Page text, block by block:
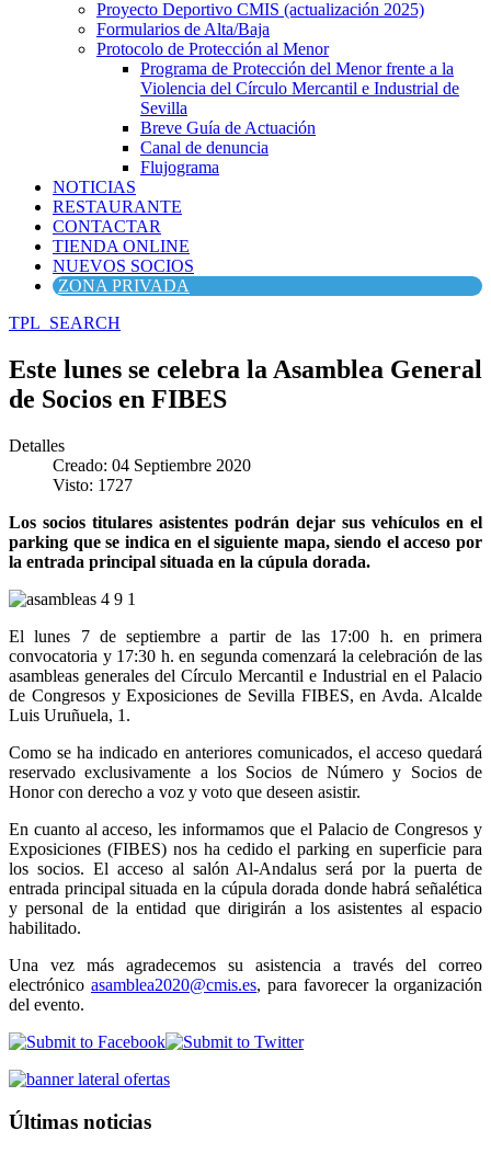
Proyecto Deportivo CMIS (actualización 2025)
Formularios de Alta/Baja
Protocolo de Protección al Menor
Programa de Protección del Menor frente a la
Violencia del Círculo Mercantil e Industrial de
Sevilla
Breve Guía de Actuación
Canal de denuncia
Flujograma
NOTICIAS
RESTAURANTE
CONTACTAR
TIENDA ONLINE
NUEVOS SOCIOS
ZONA PRIVADA
TPL_SEARCH
Este lunes se celebra la Asamblea General
de Socios en FIBES
Detalles
Creado: 04 Septiembre 2020
Visto: 1727
Los socios titulares asistentes podrán dejar sus vehículos en el
parking que se indica en el siguiente mapa, siendo el acceso por
la entrada principal situada en la cúpula dorada.
El lunes 7 de septiembre a partir de las 17:00 h. en primera
convocatoria y 17:30 h. en segunda comenzará la celebración de las
asambleas generales del Círculo Mercantil e Industrial en el Palacio
de Congresos y Exposiciones de Sevilla FIBES, en Avda. Alcalde
Luis Uruñuela, 1.
Como se ha indicado en anteriores comunicados, el acceso quedará
reservado exclusivamente a los Socios de Número y Socios de
Honor con derecho a voz y voto que deseen asistir.
En cuanto al acceso, les informamos que el Palacio de Congresos y
Exposiciones (FIBES) nos ha cedido el parking en superficie para
los socios. El acceso al salón Al-Andalus será por la puerta de
entrada principal situada en la cúpula dorada donde habrá señalética
y personal de la entidad que dirigirán a los asistentes al espacio
habilitado.
Una vez más agradecemos su asistencia a través del correo
electrónico asamblea2020@cmis.es, para favorecer la organización
del evento.
Últimas noticias